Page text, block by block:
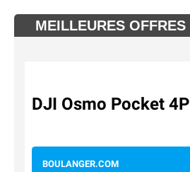
MEILLEURES OFFRES
DJI Osmo Pocket 4P
BOULANGER.COM